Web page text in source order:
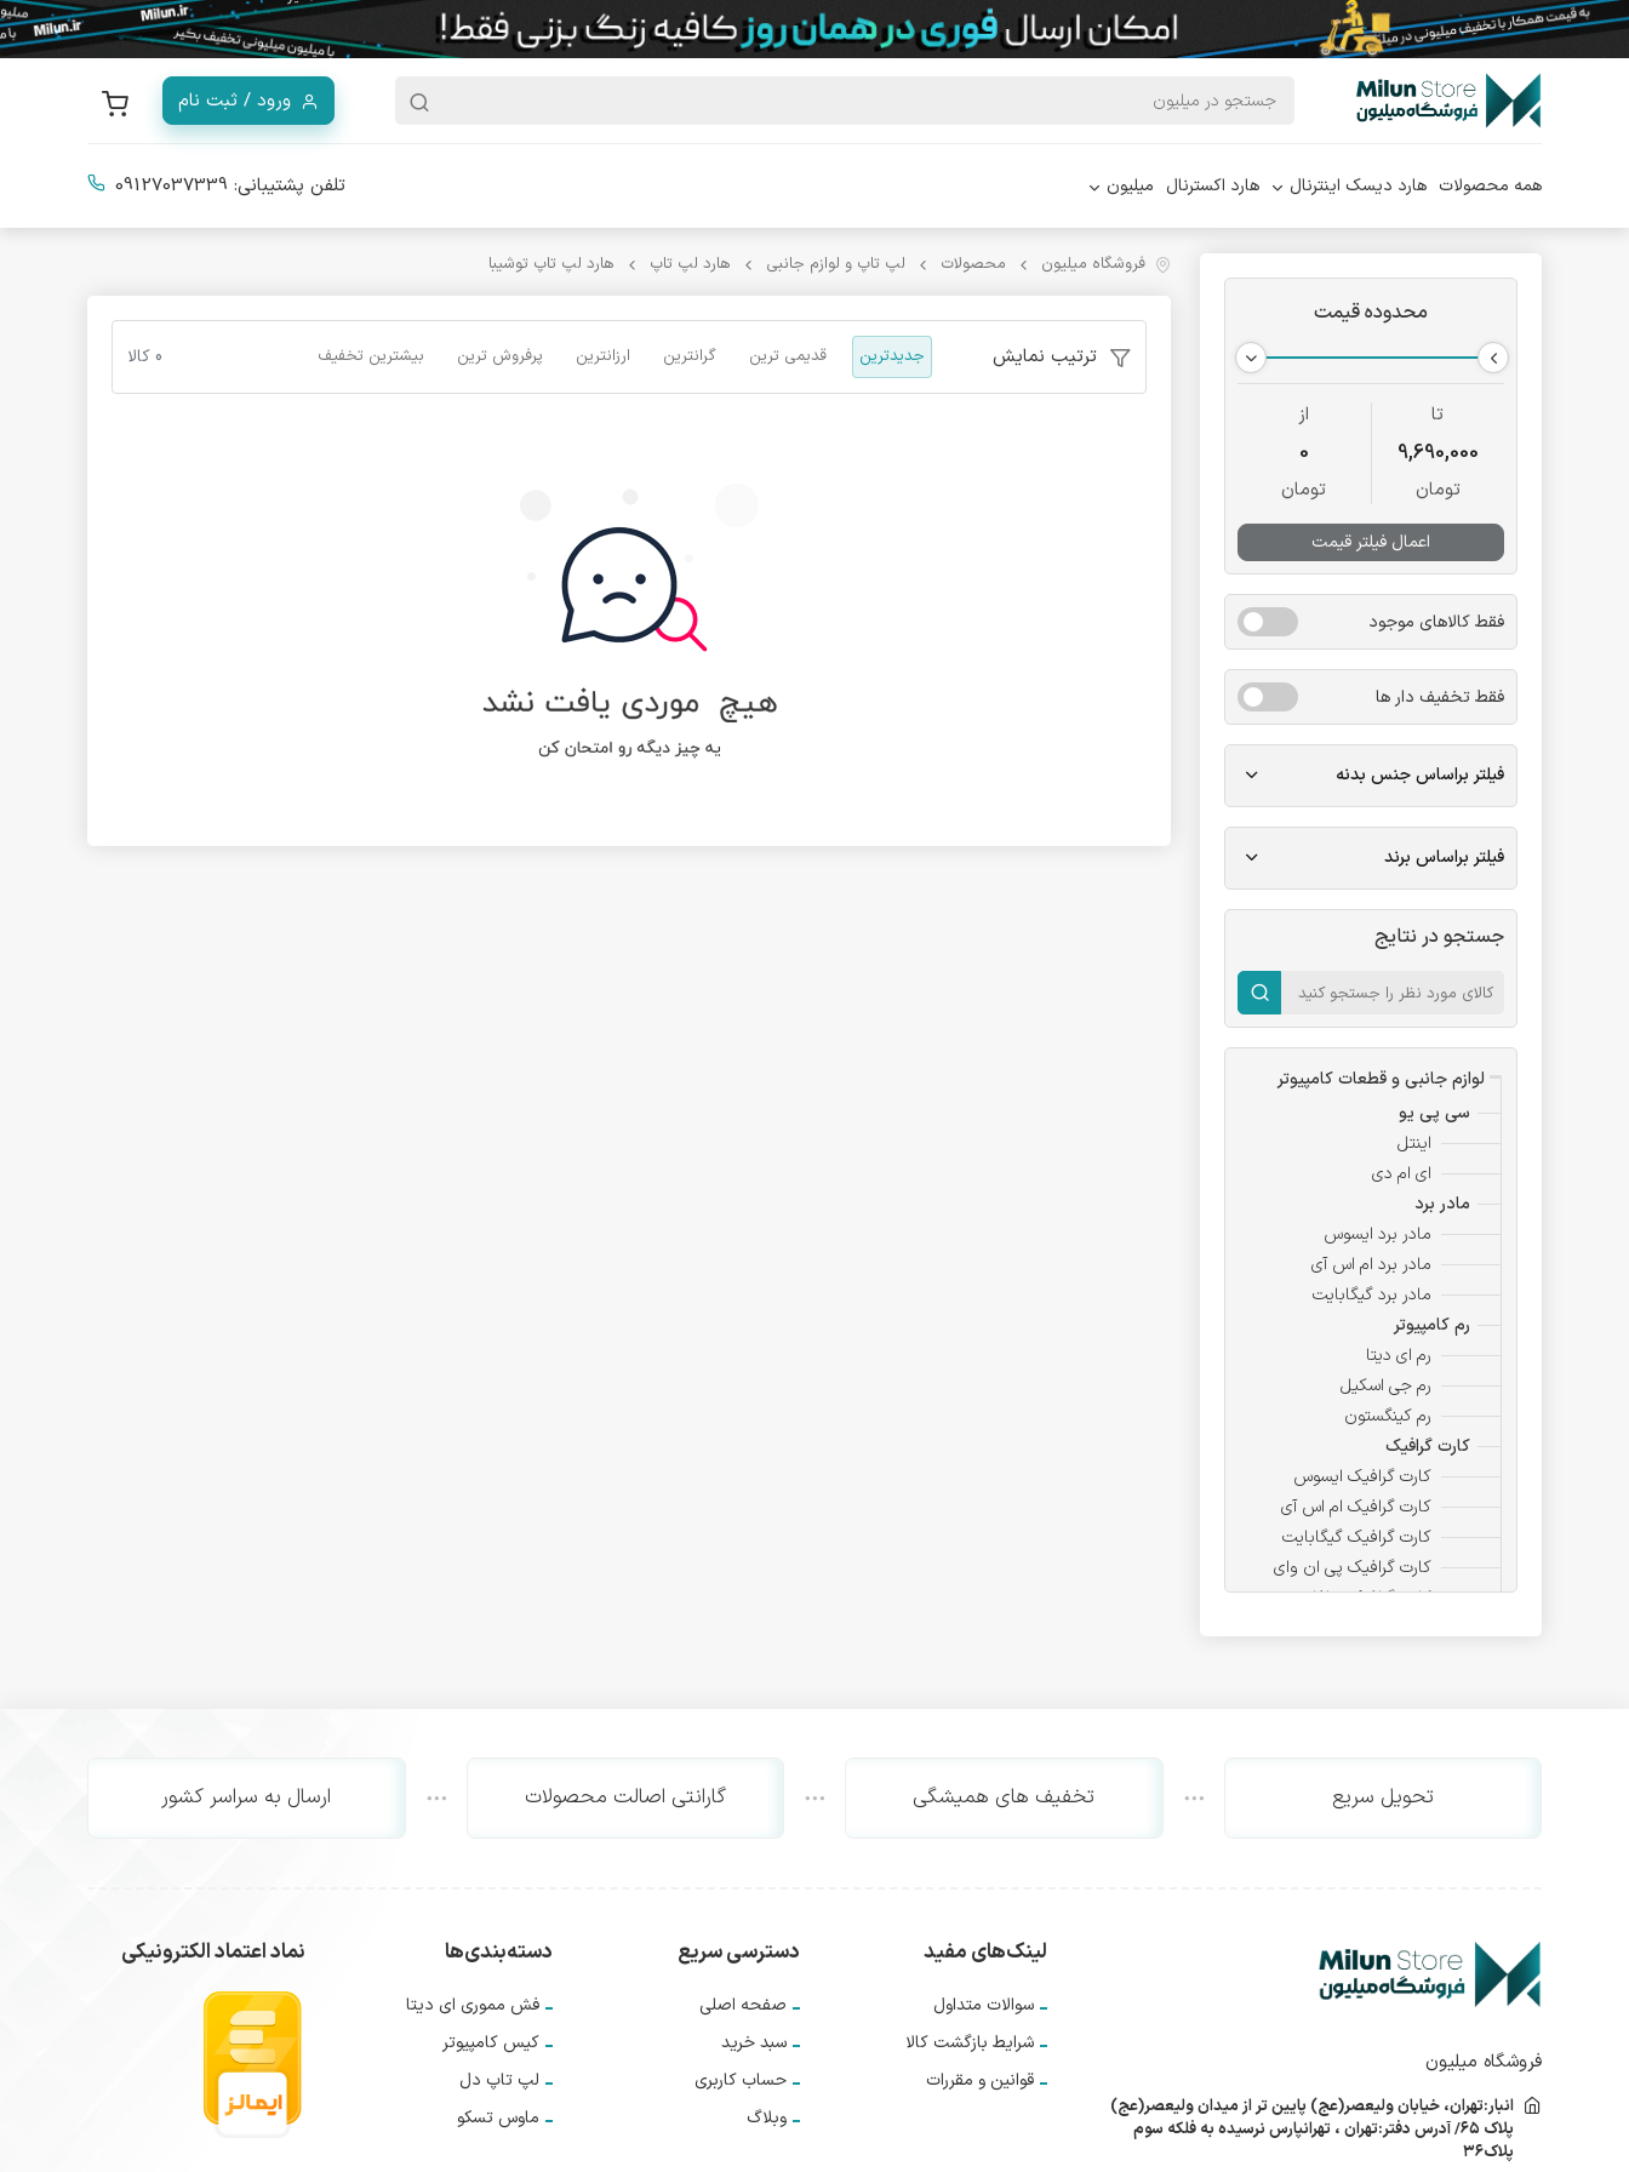
ورود / ثبت نام
همه محصولات هارد دیسک اینترنال هارد اکسترنال میلیون تلفن پشتیبانی: 09127037339
محدوده قیمت
تا
9,690,000
تومان
از
0
تومان
اعمال فیلتر قیمت
فقط کالاهای موجود
فقط تخفیف دار ها
فیلتر براساس جنس بدنه
فیلتر براساس برند
جستجو در نتایج
لوازم جانبی و قطعات کامپیوتر
سی پی یو
اینتل
ای ام دی
مادر برد
مادر برد ایسوس
مادر برد ام اس آی
مادر برد گیگابایت
رم کامپیوتر
رم ای دیتا
رم جی اسکیل
رم کینگستون
کارت گرافیک
کارت گرافیک ایسوس
کارت گرافیک ام اس آی
کارت گرافیک گیگابایت
کارت گرافیک پی ان وای
کارت گرافیک سافایر
پاور گرین
اکسترنال
کیس کامپیوتر
فن پردازنده گرین
فن پردازنده دیپ کول
کیبورد
فروشگاه میلیون محصولات لپ تاپ و لوازم جانبی هارد لپ تاپ هارد لپ تاپ توشیبا
ترتیب نمایش جدیدترین قدیمی ترین گرانترین ارزانترین پرفروش ترین بیشترین تخفیف 0 کالا
تحویل سریع تخفیف های همیشگی گارانتی اصالت محصولات ارسال به سراسر کشور
فروشگاه میلیون
انبار:تهران، خیابان ولیعصر(عج) پایین تر از میدان ولیعصر(عج)
پلاک ۶۵/ آدرس دفتر:تهران ، تهرانپارس نرسیده به فلکه سوم
پلاک۳۶
لینک‌های مفید
سوالات متداول
شرایط بازگشت کالا
قوانین و مقررات
دسترسی سریع
صفحه اصلی
سبد خرید
حساب کاربری
وبلاگ
دسته‌بندی‌ها
فش مموری ای دیتا
کیس کامپیوتر
لپ تاپ دل
ماوس تسکو
نماد اعتماد الکترونیکی